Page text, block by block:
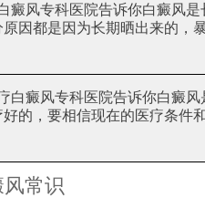
癜风专科医院告诉你白癜风
原因都是因为长期晒出来的，
白癜风专科医院告诉你白癜
的，要相信现在的医疗条件
风常识